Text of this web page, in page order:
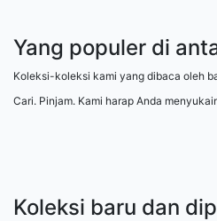
Yang populer di
Koleksi-koleksi kami yang dibaca oleh
Cari. Pinjam. Kami harap Anda
Koleksi baru dan